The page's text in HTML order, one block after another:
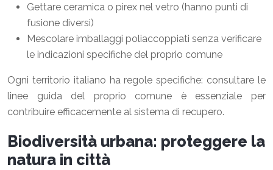
Gettare ceramica o pirex nel vetro (hanno punti di
fusione diversi)
Mescolare imballaggi poliaccoppiati senza verificare
le indicazioni specifiche del proprio comune
Ogni territorio italiano ha regole specifiche: consultare le
linee guida del proprio comune è essenziale per
contribuire efficacemente al sistema di recupero.
Biodiversità urbana: proteggere la
natura in città